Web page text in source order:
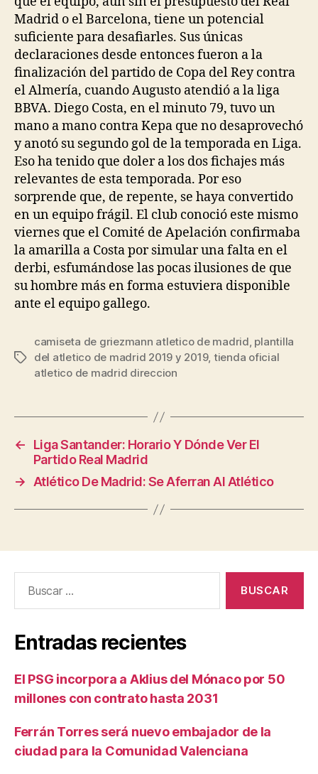
Madrid o el Barcelona, tiene un potencial
suficiente para desafiarles. Sus únicas
declaraciones desde entonces fueron a la
finalización del partido de Copa del Rey contra
el Almería, cuando Augusto atendió a la liga
BBVA. Diego Costa, en el minuto 79, tuvo un
mano a mano contra Kepa que no desaprovechó
y anotó su segundo gol de la temporada en Liga.
Eso ha tenido que doler a los dos fichajes más
relevantes de esta temporada. Por eso
sorprende que, de repente, se haya convertido
en un equipo frágil. El club conoció este mismo
viernes que el Comité de Apelación confirmaba
la amarilla a Costa por simular una falta en el
derbi, esfumándose las pocas ilusiones de que
su hombre más en forma estuviera disponible
ante el equipo gallego.
Etiquetas
camiseta de griezmann atletico de madrid, plantilla
del atletico de madrid 2019 y 2019, tienda oficial
atletico de madrid direccion
←
Liga Santander: Horario Y Dónde Ver El
Partido Real Madrid
→
Atlético De Madrid: Se Aferran Al Atlético
Entradas recientes
El PSG incorpora a Aklius del Mónaco por 50
millones con contrato hasta 2031
Ferrán Torres será nuevo embajador de la
ciudad para la Comunidad Valenciana